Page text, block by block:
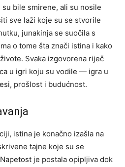
bile smirene, ali su nosile
sve laži koje su se stvorile
junakinja se suočila s
o tome šta znači istina i kako
Svaka izgovorena riječ
u igri koju su vodile — igra u
prošlost i budućnost.
istina je konačno izašla na
tajne koje su se
je postala opipljiva dok